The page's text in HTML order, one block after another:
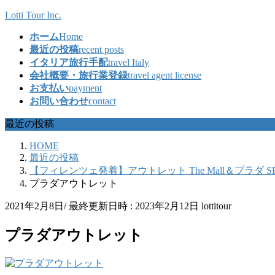
コ
ッ
プ
ナ
移
動
Lotti Tour Inc.
ホームHome
最近の投稿recent posts
イタリア旅行手配travel Italy
会社概要・旅行業登録travel agent license
お支払いpayment
お問い合わせcontact
最近の投稿
HOME
最近の投稿
【フィレンツェ発着】アウトレット The Mall＆プラダ
プラダアウトレット
2021年2月8日 / 最終更新日時 : 2023年2月12日 lottitour
プラダアウトレット